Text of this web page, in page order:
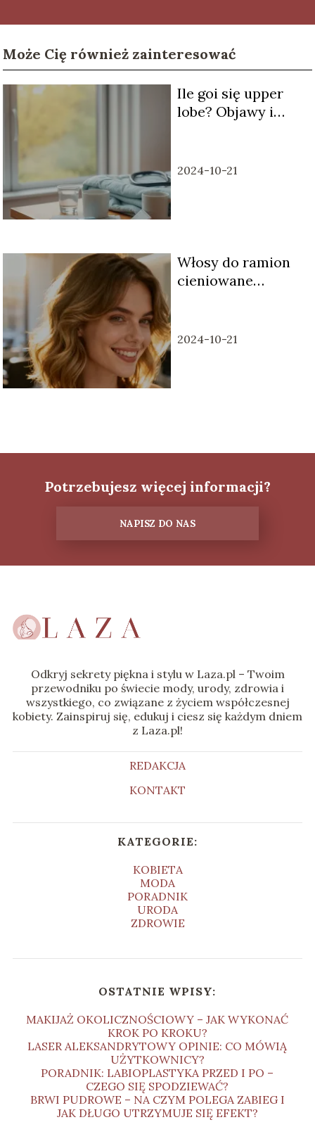
Może Cię również zainteresować
Ile goi się upper
lobe? Objawy i
2024-10-21
Włosy do ramion
cieniowane
2024-10-21
Potrzebujesz więcej informacji?
NAPISZ DO NAS
Odkryj sekrety piękna i stylu w Laza.pl – Twoim
przewodniku po świecie mody, urody, zdrowia i
wszystkiego, co związane z życiem współczesnej
kobiety. Zainspiruj się, edukuj i ciesz się każdym dniem
z Laza.pl!
REDAKCJA
KONTAKT
KATEGORIE:
KOBIETA
MODA
PORADNIK
URODA
ZDROWIE
OSTATNIE WPISY:
MAKIJAŻ OKOLICZNOŚCIOWY – JAK WYKONAĆ
KROK PO KROKU?
LASER ALEKSANDRYTOWY OPINIE: CO MÓWIĄ
UŻYTKOWNICY?
PORADNIK: LABIOPLASTYKA PRZED I PO –
CZEGO SIĘ SPODZIEWAĆ?
BRWI PUDROWE – NA CZYM POLEGA ZABIEG I
JAK DŁUGO UTRZYMUJE SIĘ EFEKT?